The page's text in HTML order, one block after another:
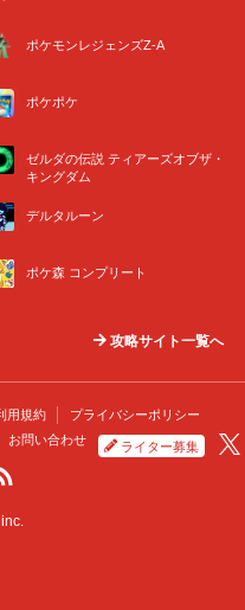
ポケモンレジェンズZ-A
ポケポケ
ゼルダの伝説 ティアーズオブザ・
キングダム
デルタルーン
ポケ森 コンプリート
攻略サイト一覧へ
用規約
プライバシーポリシー
お問い合わせ ライター募集